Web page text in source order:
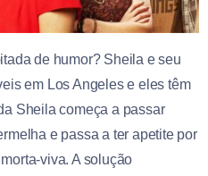
de humor? Sheila e seu
em Los Angeles e eles têm
Sheila começa a passar
e passa a ter apetite por
viva. A solução